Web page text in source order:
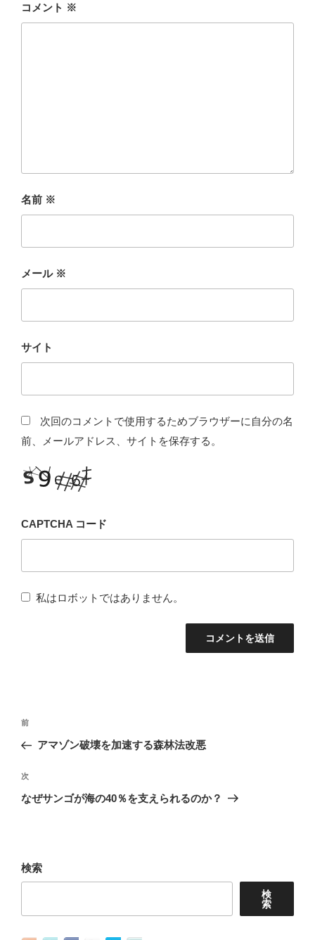
コメント ※
名前 ※
メール ※
サイト
次回のコメントで使用するためブラウザーに自分の名
前、メールアドレス、サイトを保存する。
CAPTCHA コード
私はロボットではありません。
投
稿
ビ
ゲ
ョ
前
の
稿
前
アマゾン破壊を加速する森林法改悪
次
の
次
なぜサンゴが海の40％を支えられるのか？
検索
検
索